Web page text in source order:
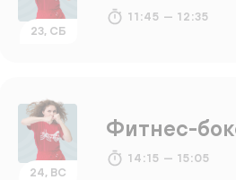
23, СБ
11:45 — 12:35
24, ВС
Фитнес-
14:15 — 15:05